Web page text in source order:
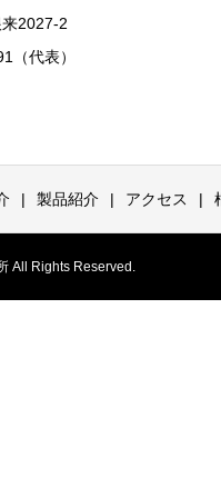
2027-2
（代表）
製品紹介 アクセス
All Rights Reserved.